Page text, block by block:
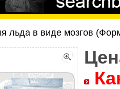
льда в виде мозгов